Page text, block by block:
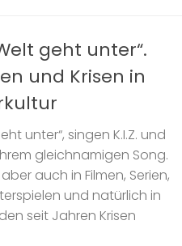
geht unter“.
und Krisen in
unter“, singen K.I.Z. und
gleichnamigen Song.
auch in Filmen, Serien,
und natürlich in
seit Jahren Krisen